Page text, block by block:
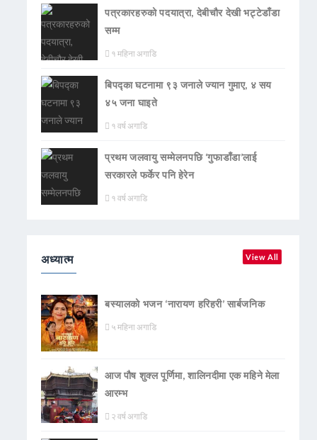
पत्रकारहरुको पदयात्रा, देबीचौर देखी भट्टेडाँडा
सम्म
१ महिना अगाडि
बिपद्का घटनामा ९३ जनाले ज्यान गुमाए, ४ सय
४५ जना घाइते
१ वर्ष अगाडि
प्रथम जलवायु सम्मेलनपछि ‘गुफाडाँडा’लाई
सरकारले फर्केर पनि हेरेन
१ वर्ष अगाडि
अध्यात्म View All
बस्यालको भजन ‘नारायण हरिहरी’ सार्बजनिक
५ महिना अगाडि
आज पौष शुक्ल पूर्णिमा, शालिनदीमा एक महिने मेला
आरम्भ
२ वर्ष अगाडि